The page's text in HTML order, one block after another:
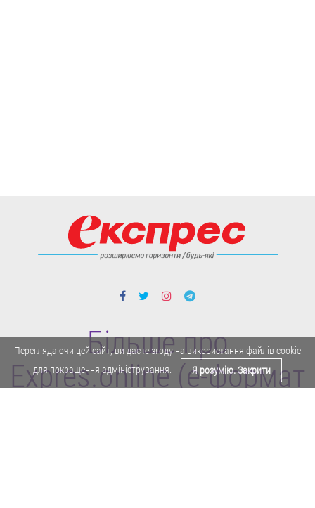
Більше про
Expres.online (e-формат
Переглядаючи цей сайт, ви даєте згоду на використання файлів cookie
для покращення адміністрування.
Я розумію. Закрити